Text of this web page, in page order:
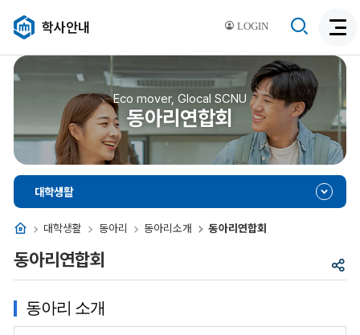
LOGIN
학사안내
색
활
성
색
Eco mover, Glocal SCNU
동아리연합회
홈 대학생활 동아리 동아리소개 동아리연합회
대학생활
공
동아리연합회
동아리 소개